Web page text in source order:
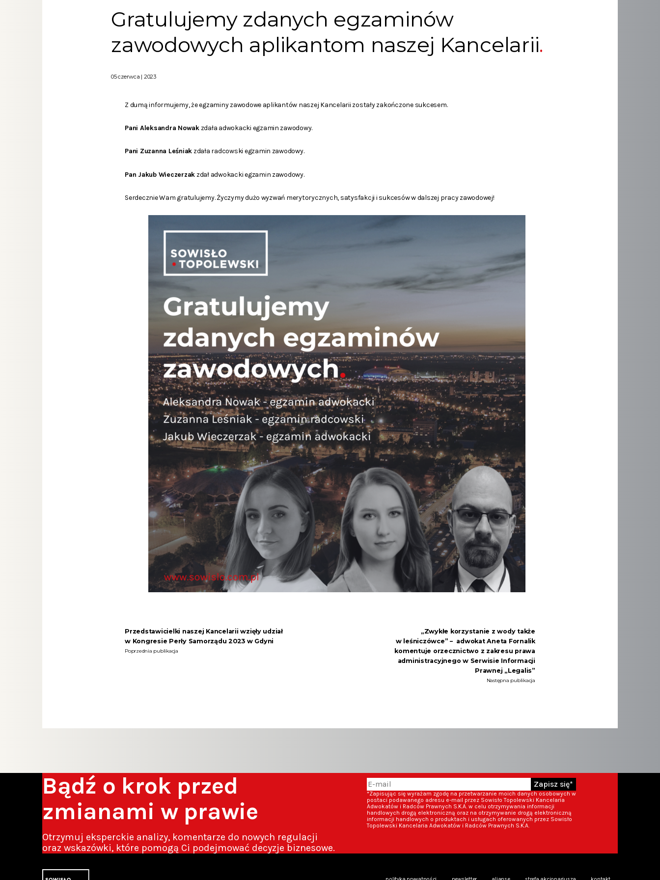
Gratulujemy zdanych egzaminów
zawodowych aplikantom naszej Kancelarii
05 czerwca | 2023
Z dumą informujemy, że egzaminy zawodowe aplikantów naszej Kancelarii zostały zakończone sukcesem.
Pani Aleksandra Nowakzdała adwokacki egzamin zawodowy.
Pani Zuzanna Leśniak zdała radcowski egzamin zawodowy.
Pan Jakub Wieczerzak zdał adwokacki egzamin zawodowy.
Serdecznie Wam gratulujemy. Życzymy dużo wyzwań merytorycznych, satysfakcji i sukcesów w dalszej pracy zawodowej!
Przedstawicielki naszej Kancelarii wzięły udział
w Kongresie Perły Samorządu 2023 w Gdyni
Poprzednia publikacja
„Zwykłe korzystanie z wody także
w leśniczówce” – adwokat Aneta Fornalik
komentuje orzecznictwo z zakresu prawa
administracyjnego w Serwisie Informacji
Prawnej „Legalis”
Następna publikacja
Bądź o krok przed
zmianami w prawie
Otrzymuj eksperckie analizy, komentarze do nowych regulacji
oraz wskazówki, które pomogą Ci podejmować decyzje biznesowe.
*Zapisując się wyrażam zgodę na przetwarzanie moich danych osobowych w
postaci podawanego adresu e-mail przez Sowisło Topolewski Kancelaria
Adwokatów i Radców Prawnych S.K.A. w celu otrzymywania informacji
handlowych drogą elektroniczną oraz na otrzymywanie drogą elektroniczną
informacji handlowych o produktach i usługach oferowanych przez Sowisło
Topolewski Kancelaria Adwokatów i Radców Prawnych S.K.A.
Zapisz się*